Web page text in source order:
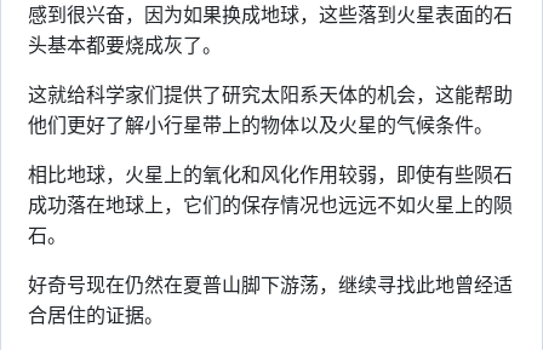
感到很兴奋，因为如果换成地球，这些落到火星表面的石
头基本都要烧成灰了。
这就给科学家们提供了研究太阳系天体的机会，这能帮助
他们更好了解小行星带上的物体以及火星的气候条件。
相比地球，火星上的氧化和风化作用较弱，即使有些陨石
成功落在地球上，它们的保存情况也远远不如火星上的陨
石。
好奇号现在仍然在夏普山脚下游荡，继续寻找此地曾经适
合居住的证据。